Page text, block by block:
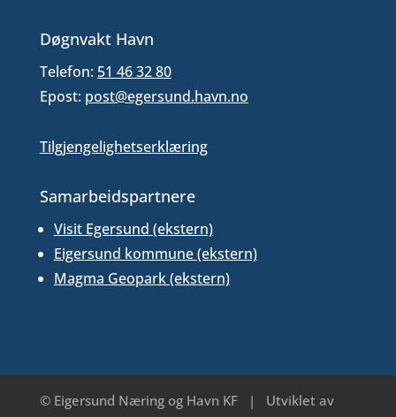
Døgnvakt Havn
Telefon: 51 46 32 80
Epost: post@egersund.havn.no
Tilgjengelighetserklæring
Samarbeidspartnere
Visit Egersund (ekstern)
Eigersund kommune (ekstern)
Magma Geopark (ekstern)
© Eigersund Næring og Havn KF| Utviklet av